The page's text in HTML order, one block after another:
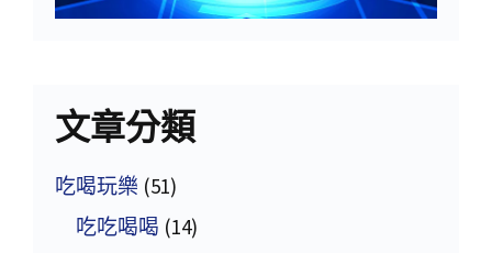
文章分類
吃喝玩樂 (51)
吃吃喝喝 (14)